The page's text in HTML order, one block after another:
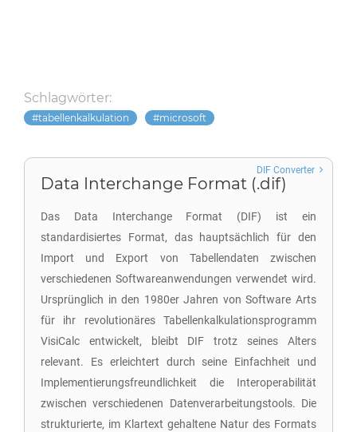
Schlagwörter:
tabellenkalkulation microsoft
Data Interchange Format (.dif)
Das Data Interchange Format (DIF) ist ein
standardisiertes Format, das hauptsächlich für den
Import und Export von Tabellendaten zwischen
verschiedenen Softwareanwendungen verwendet wird.
Ursprünglich in den 1980er Jahren von Software Arts
für ihr revolutionäres Tabellenkalkulationsprogramm
VisiCalc entwickelt, bleibt DIF trotz seines Alters
relevant. Es erleichtert durch seine Einfachheit und
Implementierungsfreundlichkeit die Interoperabilität
zwischen verschiedenen Datenverarbeitungstools. Die
strukturierte, im Klartext gehaltene Natur des Formats
DIF Converter